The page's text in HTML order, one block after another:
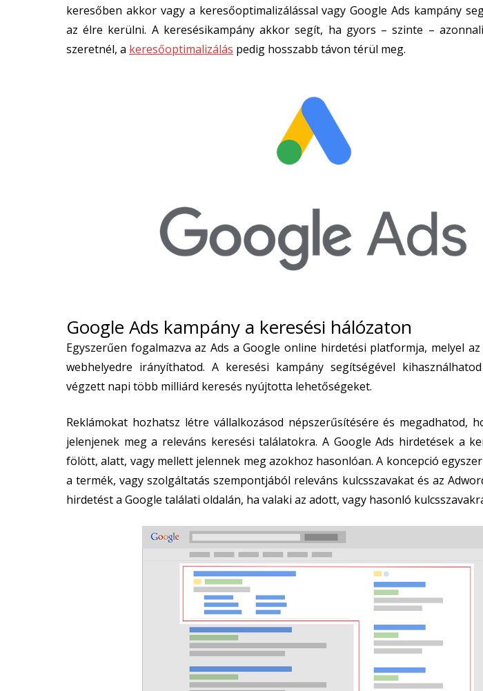
keresőben akkor vagy a keresőoptimalizálással vagy Google Ads kampány
az élre kerülni. A keresésikampány akkor segít, ha gyors – szinte –
szeretnél, a keresőoptimalizálás pedig hosszabb távon térül meg.
Google Ads kampány a keresési hálózaton
Egyszerűen fogalmazva az Ads a Google online hirdetési platformja, melyel
webhelyedre irányíthatod. A keresési kampány segítségével
végzett napi több milliárd keresés nyújtotta lehetőségeket.
Reklámokat hozhatsz létre vállalkozásod népszerűsítésére és megadhatod,
jelenjenek meg a releváns keresési találatokra. A Google Ads hirdetések a
fölött, alatt, vagy mellett jelennek meg azokhoz hasonlóan. A koncepció
a termék, vagy szolgáltatás szempontjából releváns kulcsszavakat és az
hirdetést a Google találati oldalán, ha valaki az adott, vagy hasonló